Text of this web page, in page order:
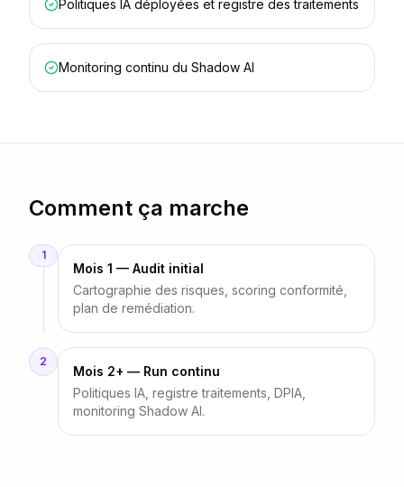
Politiques IA déployées et registre des traitements
Monitoring continu du Shadow AI
Comment ça marche
1
Mois 1 — Audit initial
Cartographie des risques, scoring conformité,
plan de remédiation.
2
Mois 2+ — Run continu
Politiques IA, registre traitements, DPIA,
monitoring Shadow AI.